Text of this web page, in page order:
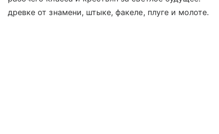
древке от знамени, штыке, факеле, плуге и молоте.